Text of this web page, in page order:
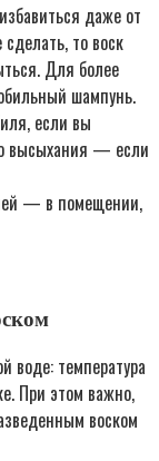
даже от
то воск
Для более
шампунь.
если вы
высыхания — если
— в помещении,
воде: температура
При этом важно,
воском